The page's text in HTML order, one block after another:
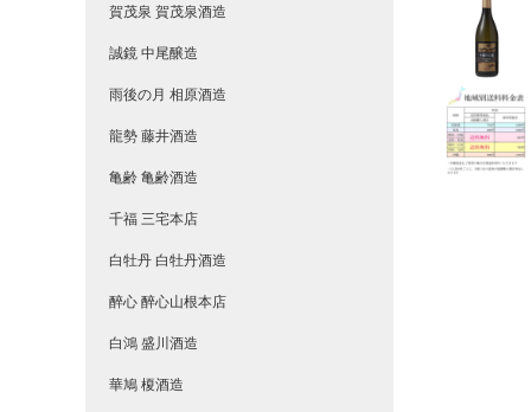
賀茂泉 賀茂泉酒造
誠鏡 中尾醸造
雨後の月 相原酒造
龍勢 藤井酒造
亀齢 亀齢酒造
千福 三宅本店
白牡丹 白牡丹酒造
醉心 醉心山根本店
白鴻 盛川酒造
華鳩 榎酒造